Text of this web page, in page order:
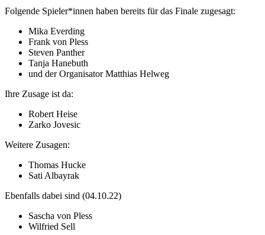
Folgende Spieler*innen haben bereits für das Finale zugesagt:
Mika Everding
Frank von Pless
Steven Panther
Tanja Hanebuth
und der Organisator Matthias Helweg
Ihre Zusage ist da:
Robert Heise
Zarko Jovesic
Weitere Zusagen:
Thomas Hucke
Sati Albayrak
Ebenfalls dabei sind (04.10.22)
Sascha von Pless
Wilfried Sell